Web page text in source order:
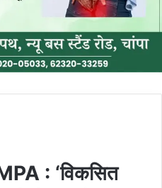
: ‘विकसित